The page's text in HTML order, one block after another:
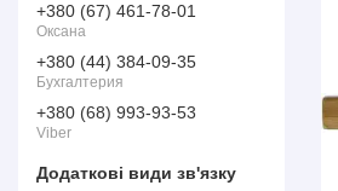
+380 (67) 461-78-01
Оксана
+380 (44) 384-09-35
Бухгалтерия
+380 (68) 993-93-53
Viber